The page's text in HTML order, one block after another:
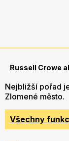
Russell Crowe
Nejbližší pořad
Zlomené město.
Všechny